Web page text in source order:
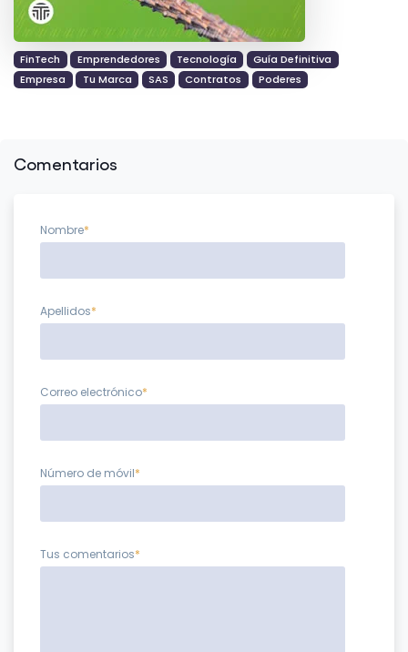
FinTech Emprendedores Tecnología
Guía Definitiva
Empresa
Tu Marca SAS Contratos Poderes
Comentarios
Nombre*
Apellidos*
Correo electrónico*
Número de móvil*
Tus comentarios*